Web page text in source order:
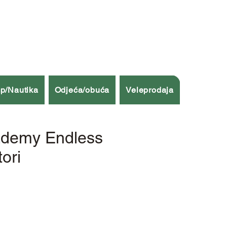
Nautika Odjeća/obuća Veleprodaja
Endless